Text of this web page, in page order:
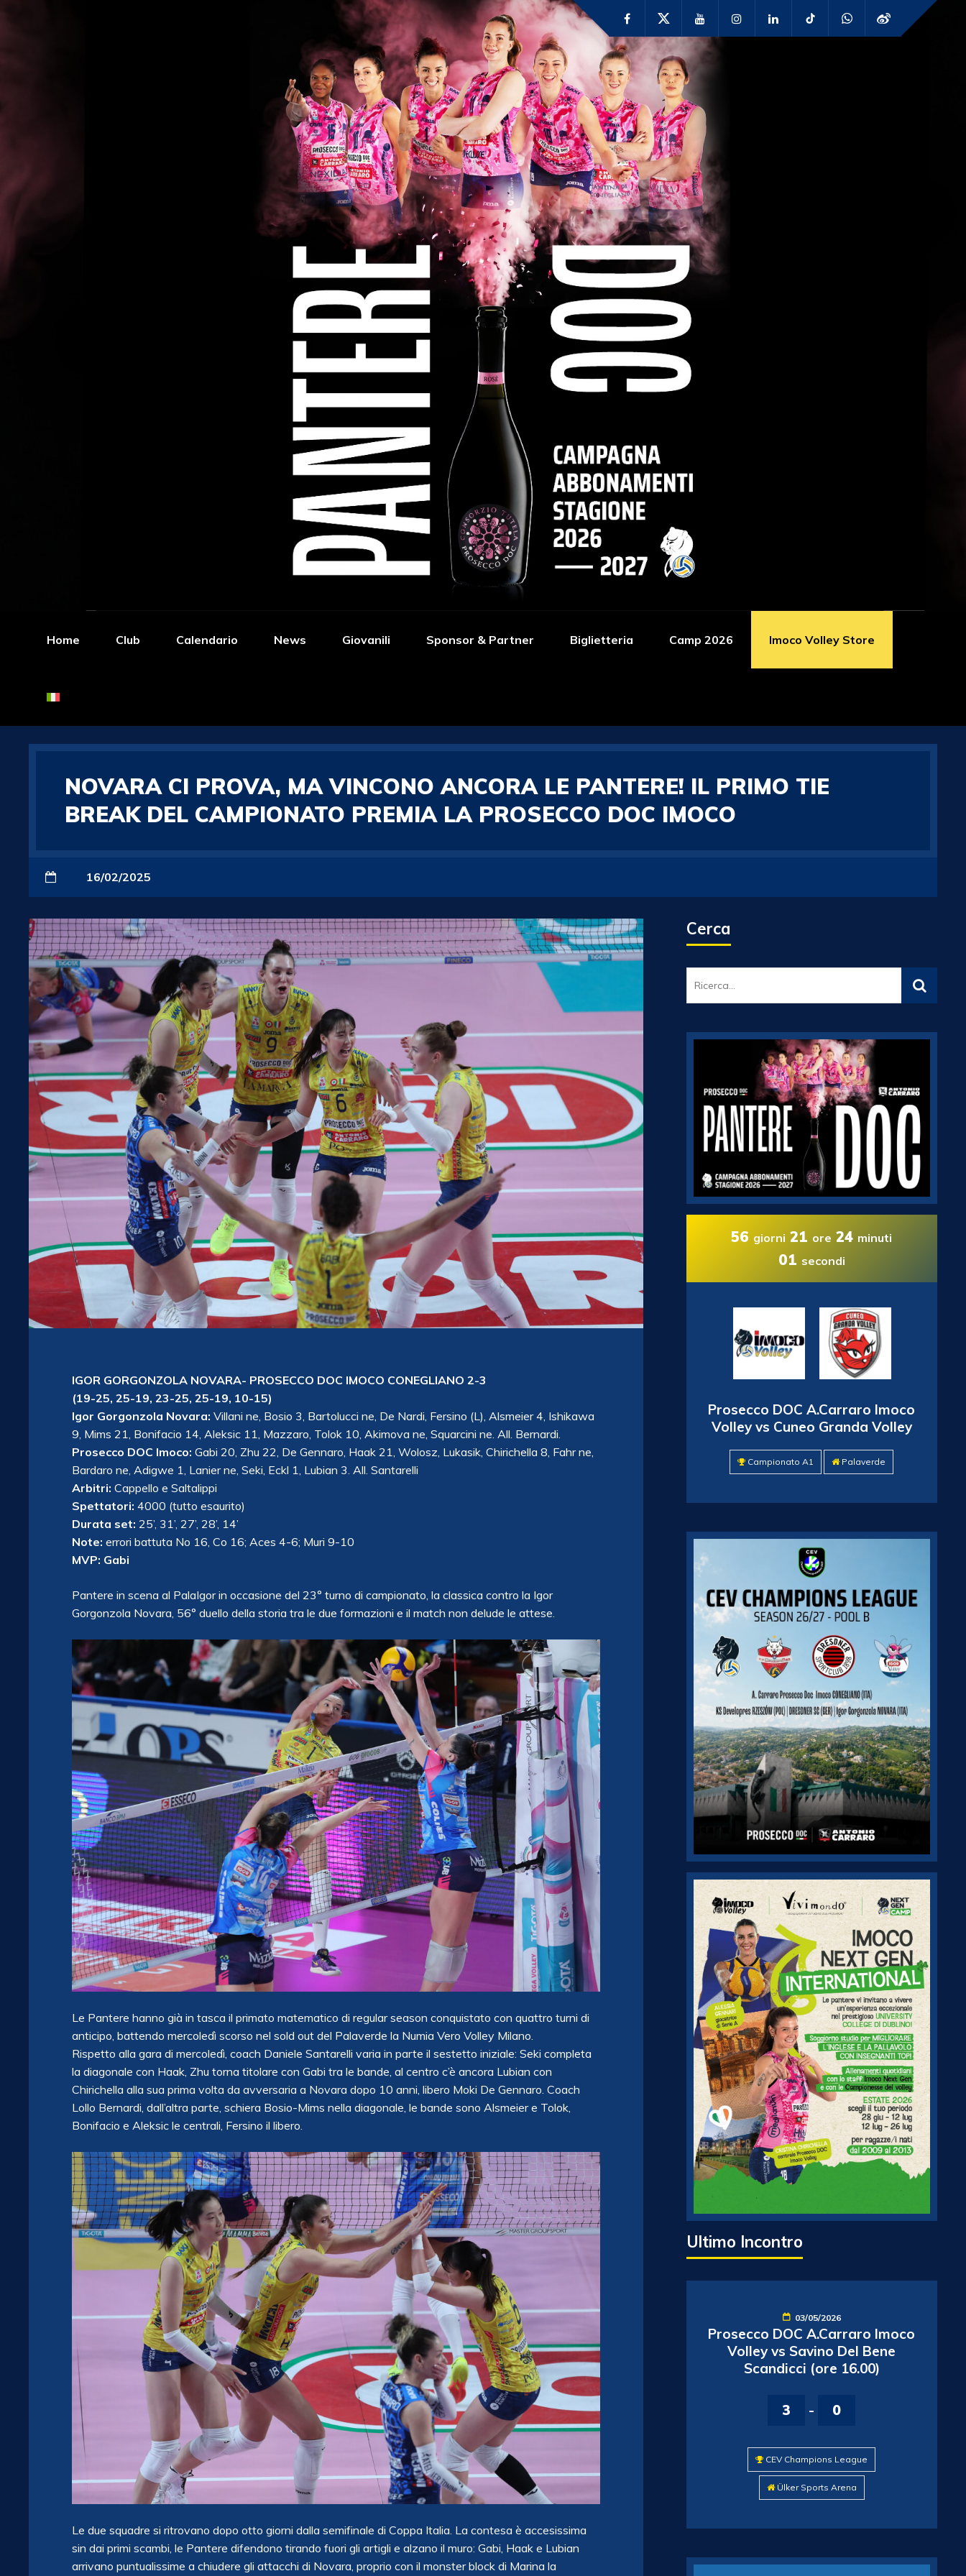
Home Club Calendario News Giovanili Sponsor & Partner Biglietteria Camp 2026 Imoco Volley Store
NOVARA CI PROVA, MA VINCONO ANCORA LE PANTERE! IL PRIMO TIE
BREAK DEL CAMPIONATO PREMIA LA PROSECCO DOC IMOCO
16/02/2025
IGOR GORGONZOLA NOVARA- PROSECCO DOC IMOCO CONEGLIANO 2-3
(19-25, 25-19, 23-25, 25-19, 10-15)
Igor Gorgonzola Novara: Villani ne, Bosio 3, Bartolucci ne, De Nardi, Fersino (L), Alsmeier 4, Ishikawa
9, Mims 21, Bonifacio 14, Aleksic 11, Mazzaro, Tolok 10, Akimova ne, Squarcini ne. All. Bernardi.
Prosecco DOC Imoco: Gabi 20, Zhu 22, De Gennaro, Haak 21, Wolosz, Lukasik, Chirichella 8, Fahr ne,
Bardaro ne, Adigwe 1, Lanier ne, Seki, Eckl 1, Lubian 3. All. Santarelli
Arbitri: Cappello e Saltalippi
Spettatori: 4000 (tutto esaurito)
Durata set: 25’, 31’, 27’, 28’, 14’
Note: errori battuta No 16, Co 16; Aces 4-6; Muri 9-10
MVP: Gabi
Pantere in scena al PalaIgor in occasione del 23° turno di campionato, la classica contro la Igor
Gorgonzola Novara, 56° duello della storia tra le due formazioni e il match non delude le attese.
Le Pantere hanno già in tasca il primato matematico di regular season conquistato con quattro turni di
anticipo, battendo mercoledì scorso nel sold out del Palaverde la Numia Vero Volley Milano.
Rispetto alla gara di mercoledì, coach Daniele Santarelli varia in parte il sestetto iniziale: Seki completa
la diagonale con Haak, Zhu torna titolare con Gabi tra le bande, al centro c’è ancora Lubian con
Chirichella alla sua prima volta da avversaria a Novara dopo 10 anni, libero Moki De Gennaro. Coach
Lollo Bernardi, dall’altra parte, schiera Bosio-Mims nella diagonale, le bande sono Alsmeier e Tolok,
Bonifacio e Aleksic le centrali, Fersino il libero.
Le due squadre si ritrovano dopo otto giorni dalla semifinale di Coppa Italia. La contesa è accesissima
sin dai primi scambi, le Pantere difendono tirando fuori gli artigli e alzano il muro: Gabi, Haak e Lubian
arrivano puntualissime a chiudere gli attacchi di Novara, proprio con il monster block di Marina la
Cerca
56 giorni 21 ore 23 minuti
59 secondi
Prosecco DOC A.Carraro Imoco
Volley vs Cuneo Granda Volley
Campionato A1 Palaverde
Ultimo Incontro
03/05/2026
Prosecco DOC A.Carraro Imoco
Volley vs Savino Del Bene
Scandicci (ore 16.00)
3 - 0
CEV Champions League
Ülker Sports Arena